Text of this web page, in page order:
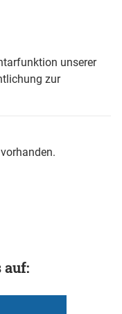
unserer
zur
auf: